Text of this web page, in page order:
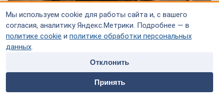
Мы используем cookie для работы сайта и, с вашего
согласия, аналитику Яндекс.Метрики. Подробнее — в
политике cookie и политике обработки персональных
данных.
Отклонить
Принять
home people
Специалисты
payment contacts